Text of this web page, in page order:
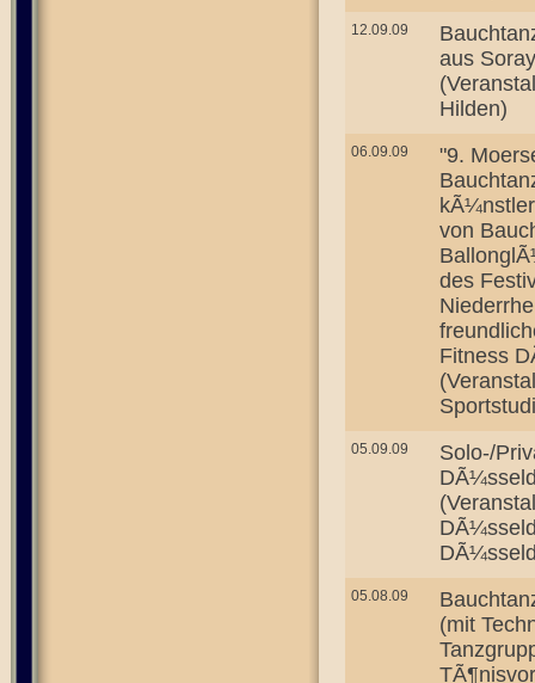
12.09.09
aus
Hilden)
06.09.09
"9.
von
des
Fitness
05.09.09
Solo-/
05.08.09
(mit